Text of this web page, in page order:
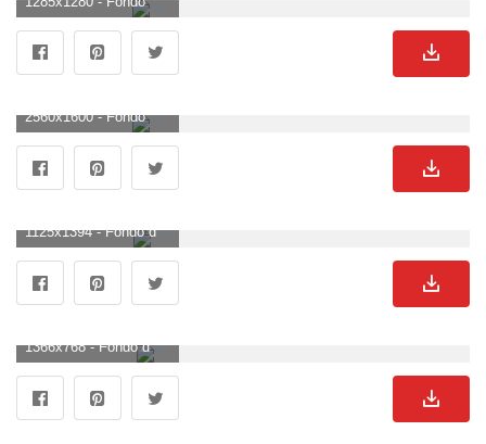
2560x1600 - Fondo de pantalla de 2560x1600. Fondo de pantalla de truenos.
1125x1394 - Fondo de pantalla de 1125x1394. Imágen de truenos.
1366x768 - Fondo de pantalla de 1366x768. Fondo para computadora de truenos.